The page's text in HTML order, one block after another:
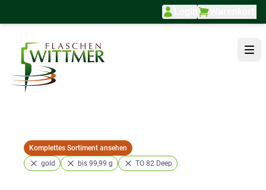
Komplettes Sortiment ansehen
gold
bis 99,99 g TO 82 Deep